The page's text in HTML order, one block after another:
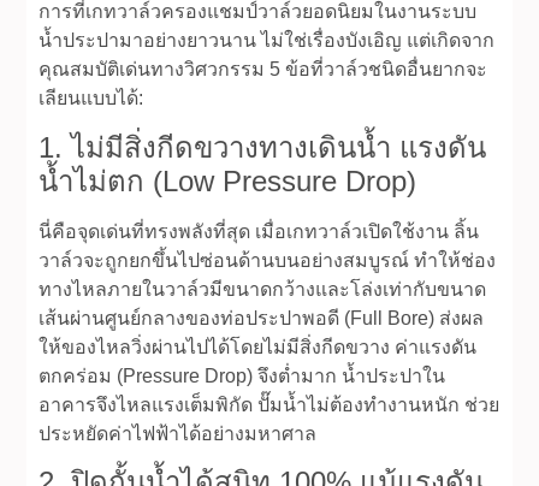
การที่เกทวาล์วครองแชมป์วาล์วยอดนิยมในงานระบบ
น้ำประปามาอย่างยาวนาน ไม่ใช่เรื่องบังเอิญ แต่เกิดจาก
คุณสมบัติเด่นทางวิศวกรรม 5 ข้อที่วาล์วชนิดอื่นยากจะ
เลียนแบบได้:
1. ไม่มีสิ่งกีดขวางทางเดินน้ำ แรงดัน
น้ำไม่ตก (Low Pressure Drop)
นี่คือจุดเด่นที่ทรงพลังที่สุด เมื่อเกทวาล์วเปิดใช้งาน ลิ้น
วาล์วจะถูกยกขึ้นไปซ่อนด้านบนอย่างสมบูรณ์ ทำให้ช่อง
ทางไหลภายในวาล์วมีขนาดกว้างและโล่งเท่ากับขนาด
เส้นผ่านศูนย์กลางของท่อประปาพอดี (Full Bore) ส่งผล
ให้ของไหลวิ่งผ่านไปได้โดยไม่มีสิ่งกีดขวาง ค่าแรงดัน
ตกคร่อม (Pressure Drop) จึงต่ำมาก น้ำประปาใน
อาคารจึงไหลแรงเต็มพิกัด ปั๊มน้ำไม่ต้องทำงานหนัก ช่วย
ประหยัดค่าไฟฟ้าได้อย่างมหาศาล